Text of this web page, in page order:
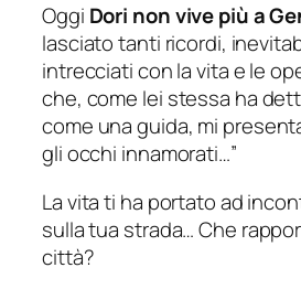
Oggi Dori non vive più a
lasciato tanti ricordi,
intrecciati con la vita e le
che, come lei stessa ha
come una guida, mi
gli occhi innamorati…”
La vita ti ha portato ad
sulla tua strada… Che
città?